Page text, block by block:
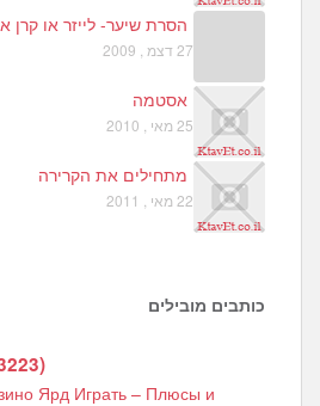
הסרת שיער- לייזר או קרן
27 דצמ , 2009
אסטמה
25 מאי , 2010
מתחילים את הקרירה
22 מאי , 2011
כותבים מובילים
)
Ярд Играть – Плюсы и